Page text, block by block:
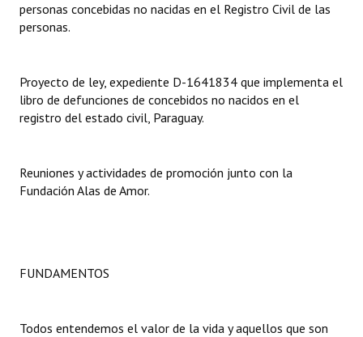
Digesto
DOCUMENTOS
Informes de Gestión
Dictámenes Asesoría Letrada
personas concebidas no nacidas en el Registro Civil de las
personas.
Proyecto de ley, expediente D-1641834 que implementa el
libro de defunciones de concebidos no nacidos en el
registro del estado civil, Paraguay.
Reuniones y actividades de promoción junto con la
Fundación Alas de Amor.
FUNDAMENTOS
Todos entendemos el valor de la vida y aquellos que son